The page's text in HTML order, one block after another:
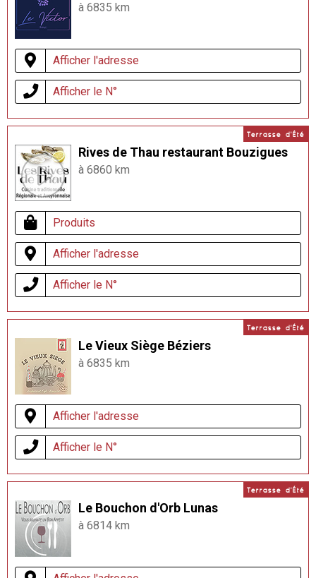
à 6835 km
Afficher l'adresse
Afficher le N°
Terrasse d'Été
Rives de Thau restaurant Bouzigues
à 6860 km
Produits
Afficher l'adresse
Afficher le N°
Terrasse d'Été
Le Vieux Siège Béziers
à 6835 km
Afficher l'adresse
Afficher le N°
Terrasse d'Été
Le Bouchon d'Orb Lunas
à 6814 km